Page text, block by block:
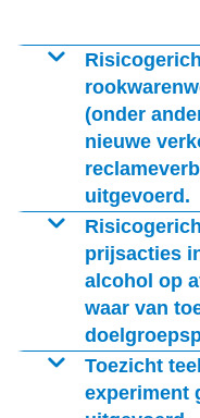
(onder
nieuwe
uitgevoerd.
Tabaks- en
Het
leeftijdgrens
(zoals vapes) is
herinspecties,
van
komen). Daarbij
prijsacties
alcohol op
waar van
Bij het toezicht
de
Toezicht
experiment